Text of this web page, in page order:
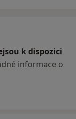
k dispozici
informace o